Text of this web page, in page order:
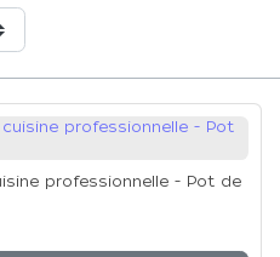
professionnelle - Pot de